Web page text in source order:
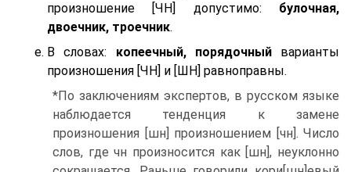
произношение [ЧН] допустимо: булочная,
двоечник, троечник.
В словах: копеечный, порядочныйварианты
произношения [ЧН] и [ШН] равноправны.
*По заключениям экспертов, в русском языке
наблюдается тенденция к замене
произношения [шн] произношением [чн]. Число
слов, где чн произносится как [шн], неуклонно